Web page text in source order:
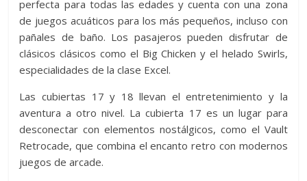
perfecta para todas las edades y cuenta con una zona
de juegos acuáticos para los más pequeños, incluso con
pañales de baño. Los pasajeros pueden disfrutar de
clásicos clásicos como el Big Chicken y el helado Swirls,
especialidades de la clase Excel.
Las cubiertas 17 y 18 llevan el entretenimiento y la
aventura a otro nivel. La cubierta 17 es un lugar para
desconectar con elementos nostálgicos, como el Vault
Retrocade, que combina el encanto retro con modernos
juegos de arcade.